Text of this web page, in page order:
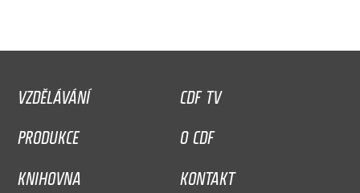
VZDĚLÁVÁNÍ
CDF TV
PRODUKCE
O CDF
KNIHOVNA
KONTAKT